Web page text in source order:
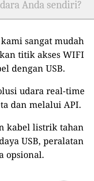
Anda sendiri?
sangat mudah
titik akses WIFI
dengan USB.
udara real-time
dan melalui API.
kabel listrik tahan
USB, peralatan
opsional.